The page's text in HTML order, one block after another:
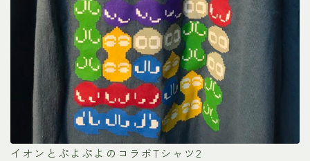
イオンとぷよぷよのコラボTシャツ2